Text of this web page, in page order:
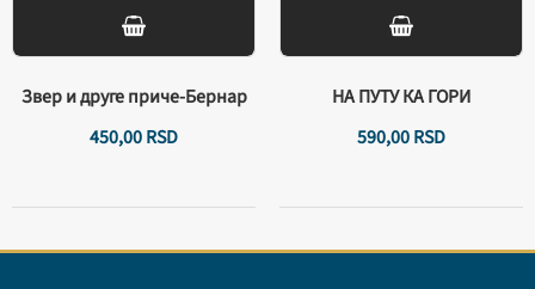
Звер и друге приче-Бернар
450,00RSD
НА ПУТУ КА ГОРИ
590,00RSD